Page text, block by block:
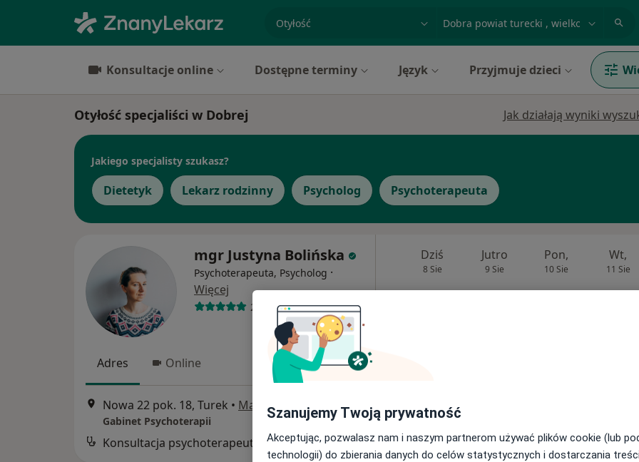
specjalizacja, badanie lub nazwisko
Konsultacje online Dostępne terminy Język Przyjmuje dzieci
Otyłość specjaliści w Dobrej Jak działają wyniki
Jakiego specjalisty szukasz?
Dietetyk Lekarz rodzinny Psycholog Psychoterapeuta
mgr Justyna Bolińska
Psychoterapeuta, Psycholog ·
Więcej
28 opinii
Adres Online
Nowa 22 pok. 18, Turek • Mapa
Gabinet Psychoterapii
Konsultacja psychoterapeutyczna od 150 zł
Dziś
8 Sie
Jutro
9 Sie
Pon,
10 Sie
Wt,
11 Sie
Szanujemy Twoją prywatność
Akceptując, pozwalasz nam i naszym partnerom używać plików cookie (lub
technologii) do zbierania danych do celów statystycznych i dostarczania